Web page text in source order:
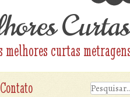
Curtas
melhores curtas
Contato